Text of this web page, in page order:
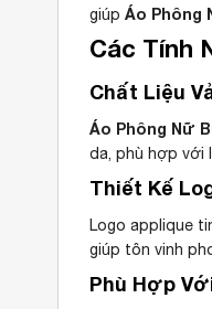
giúp Áo Phông
Các Tính
Chất Liệu
Áo Phông Nữ
da, phù hợp với
Thiết Kế
Logo applique
giúp tôn vinh
Phù Hợp